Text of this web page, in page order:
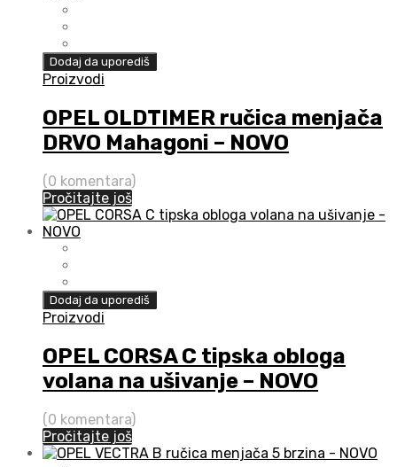
Dodaj da uporediš
Proizvodi
OPEL OLDTIMER ručica menjača
DRVO Mahagoni – NOVO
(0 komentara)
Pročitajte još
Dodaj da uporediš
Proizvodi
OPEL CORSA C tipska obloga
volana na ušivanje – NOVO
(0 komentara)
Pročitajte još